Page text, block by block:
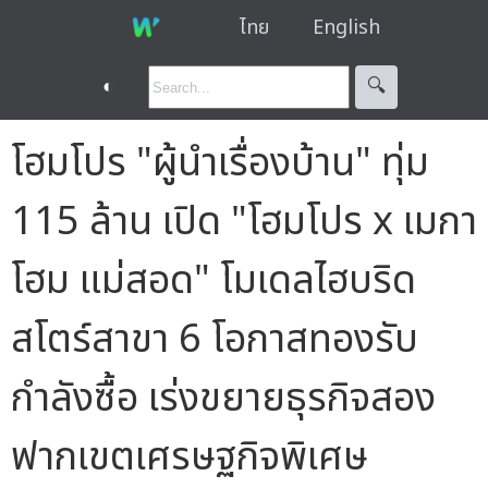
ไทย English
◐ 🔍︎
โฮมโปร "ผู้นำเรื่องบ้าน" ทุ่ม
115 ล้าน เปิด "โฮมโปร x เมกา
โฮม แม่สอด" โมเดลไฮบริด
สโตร์สาขา 6 โอกาสทองรับ
กำลังซื้อ เร่งขยายธุรกิจสอง
ฟากเขตเศรษฐกิจพิเศษ